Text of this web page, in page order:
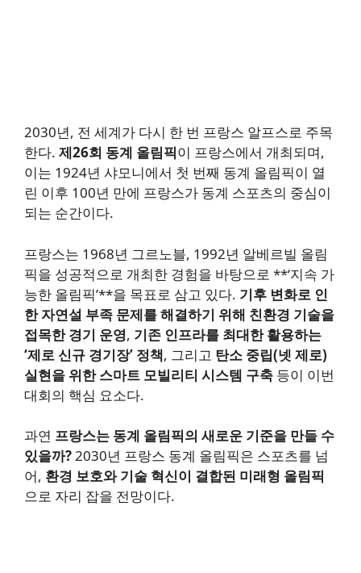
2030년, 전 세계가 다시 한 번 프랑스 알프스로 주목
한다. 제26회 동계 올림픽이 프랑스에서 개최되며,
이는 1924년 샤모니에서 첫 번째 동계 올림픽이 열
린 이후 100년 만에 프랑스가 동계 스포츠의 중심이
되는 순간이다.
프랑스는 1968년 그르노블, 1992년 알베르빌 올림
픽을 성공적으로 개최한 경험을 바탕으로 **‘지속 가
능한 올림픽’**을 목표로 삼고 있다. 기후 변화로 인
한 자연설 부족 문제를 해결하기 위해 친환경 기술을
접목한 경기 운영, 기존 인프라를 최대한 활용하는
‘제로 신규 경기장’ 정책, 그리고 탄소 중립(넷 제로)
실현을 위한 스마트 모빌리티 시스템 구축 등이 이번
대회의 핵심 요소다.
과연 프랑스는 동계 올림픽의 새로운 기준을 만들 수
있을까?2030년 프랑스 동계 올림픽은 스포츠를 넘
어, 환경 보호와 기술 혁신이 결합된 미래형 올림픽
으로 자리 잡을 전망이다.